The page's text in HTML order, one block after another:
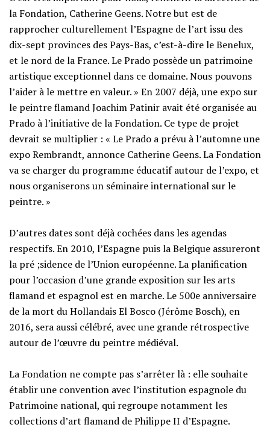
la Fondation, Catherine Geens. Notre but est de
rapprocher culturellement l’Espagne de l’art issu des
dix-sept provinces des Pays-Bas, c’est-à-dire le Benelux,
et le nord de la France. Le Prado possède un patrimoine
artistique exceptionnel dans ce domaine. Nous pouvons
l’aider à le mettre en valeur. » En 2007 déjà, une expo sur
le peintre flamand Joachim Patinir avait été organisée au
Prado à l’initiative de la Fondation. Ce type de projet
devrait se multiplier : « Le Prado a prévu à l’automne une
expo Rembrandt, annonce Catherine Geens. La Fondation
va se charger du programme éducatif autour de l’expo, et
nous organiserons un séminaire international sur le
peintre. »
D’autres dates sont déjà cochées dans les agendas
respectifs. En 2010, l’Espagne puis la Belgique assureront
la pré ;sidence de l’Union européenne. La planification
pour l’occasion d’une grande exposition sur les arts
flamand et espagnol est en marche. Le 500e anniversaire
de la mort du Hollandais El Bosco (Jérôme Bosch), en
2016, sera aussi célébré, avec une grande rétrospective
autour de l’œuvre du peintre médiéval.
La Fondation ne compte pas s’arrêter là : elle souhaite
établir une convention avec l’institution espagnole du
Patrimoine national, qui regroupe notamment les
collections d’art flamand de Philippe II d’Espagne.